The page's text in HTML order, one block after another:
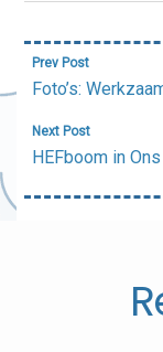
Bericht
navigatie
Prev Post
Foto’s:
Next Post
HEFboom in